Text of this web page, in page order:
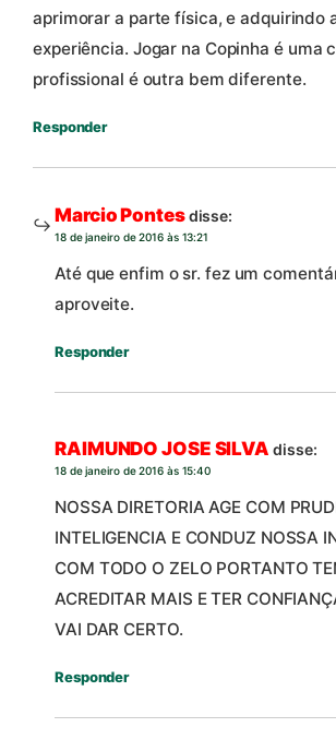
aprimorar a parte física, e adquirindo
experiência. Jogar na Copinha é uma
profissional é outra bem diferente.
Responder
Marcio Pontesdisse:
18 de janeiro de 2016 às 13:21
Até que enfim o sr. fez um
aproveite.
Responder
RAIMUNDO JOSE SILVA disse:
18 de janeiro de 2016 às 15:40
NOSSA DIRETORIA AGE COM
INTELIGENCIA E CONDUZ NOSSA
COM TODO O ZELO PORTANTO
ACREDITAR MAIS E TER
VAI DAR CERTO.
Responder